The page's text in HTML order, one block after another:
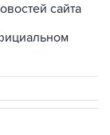
сайта